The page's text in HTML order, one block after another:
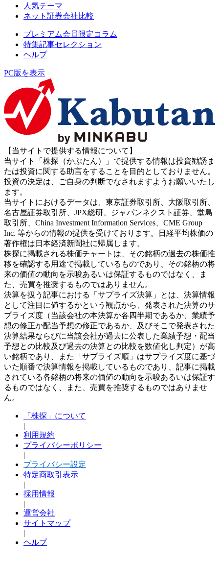
人気テーマ
ネット証券会社比較
プレミアム会員限定コラム
特集記事セレクション
ヘルプ
PC版を表示
【当サイトで提供する情報について】
当サイト「株探（かぶたん）」で提供する情報は投資勧誘ま
たは投資に関する助言をすることを目的としておりません。
投資の決定は、ご自身の判断でなされますようお願いいたし
ます。
当サイトにおけるデータは、東京証券取引所、大阪取引所、
名古屋証券取引所、JPX総研、ジャパンネクスト証券、堂島
取引所、China Investment Information Services、CME Group
Inc. 等からの情報の提供を受けております。日経平均株価の
著作権は日本経済新聞社に帰属します。
株探に掲載される株価チャートは、その銘柄の過去の株価推
移を確認する用途で掲載しているものであり、その銘柄の将
来の価値の動向を示唆あるいは保証するものではなく、ま
た、売買を推奨するものではありません。
決算を扱う記事における「サプライズ決算」とは、決算情報
として注目に値するかという観点から、発表された決算のサ
プライズ度（当該会社の本決算か各四半期であるか、業績予
想の修正か配当予想の修正であるか、及びそこで発表された
決算結果ならびに当該会社が過去に公表した業績予想・配当
予想との比較及び過去の決算との比較を数値化し判定）が高
い銘柄であり、また「サプライズ順」はサプライズ度に基づ
いた順番で決算情報を掲載しているものであり、記事に掲載
されている各銘柄の将来の価値の動向を示唆あるいは保証す
るものではなく、また、売買を推奨するものではありませ
ん。
「株探」について
|
利用規約
プライバシーポリシー
|
プライバシー設定
特定商取引表示
|
採用情報
|
運営会社
サイトマップ
|
ヘルプ